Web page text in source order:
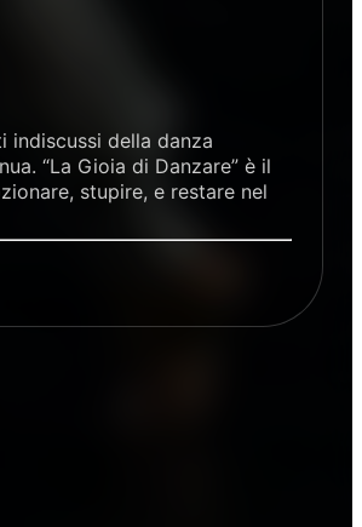
della danza
“La Gioia di Danzare” è il
stupire, e restare nel